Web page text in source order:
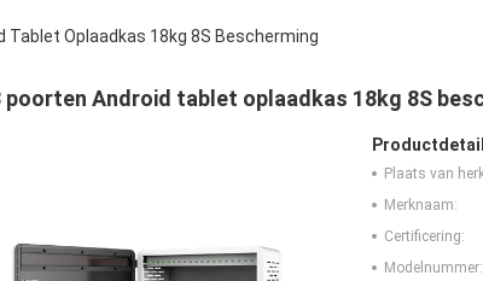
Tablet Oplaadkas 18kg 8S Bescherming
poorten Android tablet oplaadkas 18kg 8S
Plaats van
Merknaam:
Certificering:
Modelnummer: